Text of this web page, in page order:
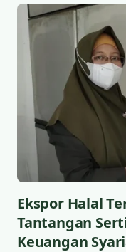
Ekspor Halal
Tantangan
Keuangan